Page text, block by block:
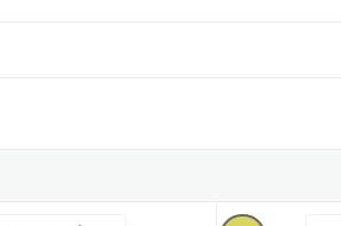
formatosCortag de grandes formatos
SLAB TRANS